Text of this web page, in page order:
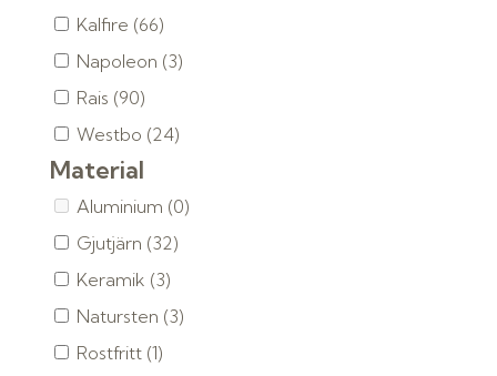
Kalfire (66)
Napoleon (3)
Rais (90)
Westbo (24)
Material
Aluminium (0)
Gjutjärn (32)
Keramik (3)
Natursten (3)
Rostfritt (1)